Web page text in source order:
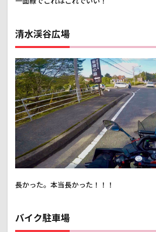
清水渓谷広場
長かった。本当長かった！！！
バイク駐車場